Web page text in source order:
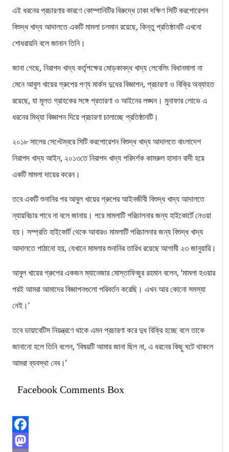
এই ধরনের প্রচারণার কারণে কোম্পানিটির বিরুদ্ধে ঢাকা দক্ষিণ সিটি করপোরেশন
বিশুদ্ধ খাদ্য আদালতে একটি মামলা চলমান রয়েছে, কিন্তু প্রতিষ্ঠানটি এখনো
শোধরায়নি বলে জানান তিনি।
জানা গেছে, নিরাপদ খাদ্য কর্তৃপক্ষের মোড়কাবদ্ধ খাদ্য লেবেলিং বিধানমালা না
মেনে আবুল খায়ের গ্রুপের পণ্য মার্কস দুধের বিজ্ঞাপন, প্রচারণা ও বিক্রি অব্যাহত
রয়েছে, যা মূলত গ্রাহকের সঙ্গে প্রতারণা ও আইনের লঙ্ঘন। মুনাফার লোভে এ
ধরনের মিথ্যা বিজ্ঞাপন দিয়ে প্রচারণা চালাচ্ছে প্রতিষ্ঠানটি।
২০১৮ সালের সেপ্টেম্বরে সিটি করপোরেশন বিশুদ্ধ খাদ্য আদালতে বাংলাদেশ
নিরাপদ খাদ্য আইন, ২০১৩তে নিরাপদ খাদ্য পরিদর্শক কামরুল হাসান বাদী হয়ে
একটি মামলা দায়ের করেন।
তবে একটি শুনানির পর আবুল খায়ের গ্রুপের আইনজীবী বিশুদ্ধ খাদ্য আদালতে
ন্যায়বিচার পাবে না বলে জানায়। পরে মামলাটি পরিচালনার জন্য হাইকোর্টে নেওয়া
হয়। সম্প্রতি হাইকোর্ট থেকে আবারও মামলাটি পরিচালনার জন্য বিশুদ্ধ খাদ্য
আদালতে পাঠানো হয়, যেখানে মামলার শুনানির তারিখ রয়েছে আগামী ২৩ জানুয়ারি।
আবুল খায়ের গ্রুপের একজন ম্যানেজার মোস্তাফিজুর রহমান বলেন, ‘মামলা হওয়ার
পরই আমরা আমাদের বিজ্ঞাপনগুলো পরিবর্তন করেছি। এখন আর কোনো সমস্যা
নেই।’
তবে ডায়াবেটিস নিয়ন্ত্রণে থাকে এমন প্রচারণা করে দুধ বিক্রি হচ্ছে বলে তাকে
জানানো হলে তিনি বলেন, ‘বিষয়টি আমার জানা ছিল না, এ ধরনের কিছু ঘটে থাকলে
আমরা ব্যবস্থা নেব।’
Facebook Comments Box
Facebook